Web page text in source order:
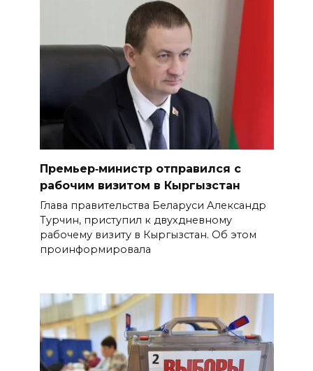
Премьер‑министр отправился с
рабочим визитом в Кыргызстан
Глава правительства Беларуси Александр
Турчин, приступил к двухдневному
рабочему визиту в Кыргызстан. Об этом
проинформировала